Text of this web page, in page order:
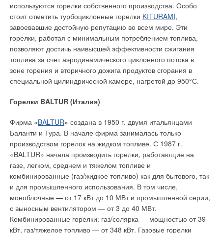
используются горелки собственного производства. Особо
стоит отметить турбоциклонные горелки KITURAMI,
завоевавшие достойную репутацию во всем мире. Эти
горелки, работая с минимальным потреблением топлива,
позволяют достичь наивысшей эффективности сжигания
топлива за счет аэродинамического циклонного потока в
зоне горения и вторичного дожига продуктов сгорания в
специальной цилиндрической камере, нагретой до 950°С.
Горелки BALTUR (Италия)
Фирма «BALTUR» создана в 1950 г. двумя итальянцами
Баланти и Тура. В начале фирма занималась только
производством горелок на жидком топливе. С 1987 г.
«BALTUR» начала производить горелки, работающие на
газе, легком, среднем и тяжелом топливе и
комбинированные (газ/жидкое топливо) как для бытового, так
и для промышленного использования. В том числе,
моноблочные — от 17 кВт до 10 МВт и промышленной серии,
с выносным вентилятором — от 3 до 40 МВт.
Комбинированные горелки: газ/солярка — мощностью от 39
кВт, газ/тяжелое топливо — от 348 кВт. Газовые горелки